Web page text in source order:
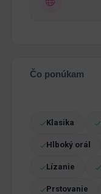
Čo ponúkam
Klasika
Hlboký orál
Lízanie
Prstovanie